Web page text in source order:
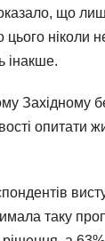
що
ніколи
інакше.
Західному
опитати
таку